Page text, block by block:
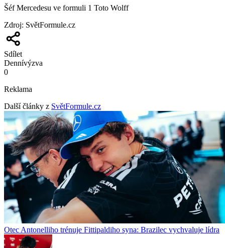
Šéf Mercedesu ve formuli 1 Toto Wolff
Zdroj: SvětFormule.cz
Sdílet
Dennívýzva
0
Reklama
Další články z SvětFormule.cz
Otec Antonelliho trénuje Fittipaldiho syna: Brazilec vychvaluje lídra